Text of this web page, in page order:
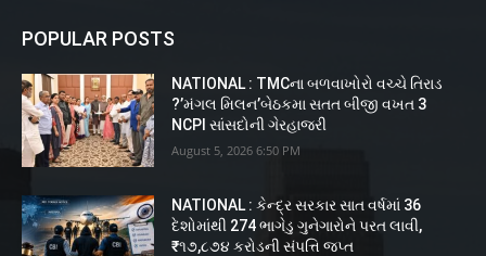
POPULAR POSTS
NATIONAL : TMCના બળવાખોરો વચ્ચે તિરાડ
?’મંગલ મિલન’બેઠકમા સતત બીજી વખત 3
NCPI સાંસદોની ગેરહાજરી
August 5, 2026 6:50 PM
NATIONAL : કેન્દ્ર સરકાર સાત વર્ષમાં 36
દેશોમાંથી 274 ભાગેડુ ગુનેગારોને પરત લાવી,
₹૧૭,૮૭૪ કરોડની સંપત્તિ જપ્ત